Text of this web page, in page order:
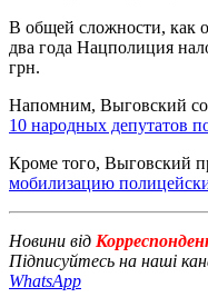
В общей сложности, как
два года Нацполиция
грн.
Напомним, Выговский
10 народных депутатов
Кроме того, Выговский
мобилизацию
Новини від
Підписуйтесь на наші
WhatsApp